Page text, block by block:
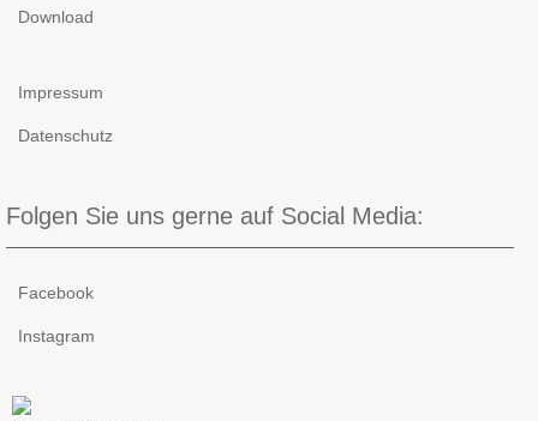
Download
Impressum
Datenschutz
Folgen Sie uns gerne auf Social Media:
Facebook
Instagram